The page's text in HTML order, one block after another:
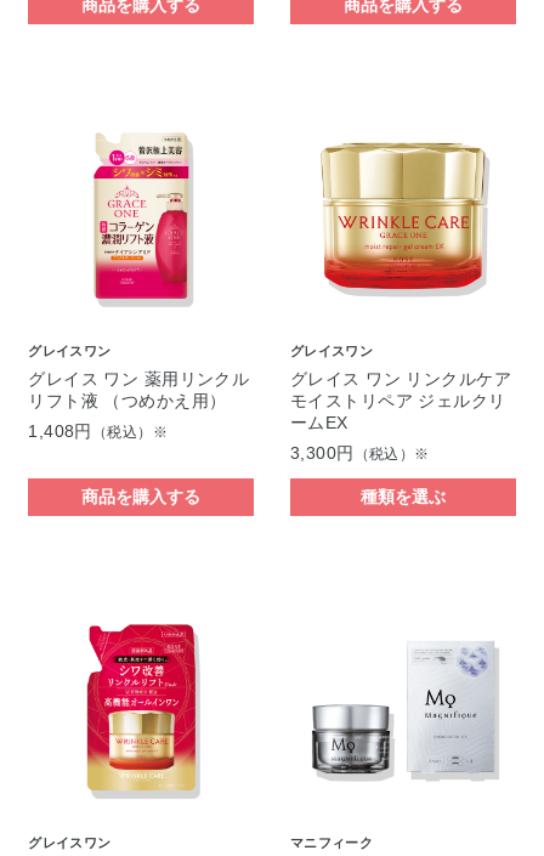
商品を購入する 商品を購入する
グレイスワン
グレイス ワン 薬用リンクル
リフト液 （つめかえ用）
1,408円
（税込）※
商品を購入する
グレイスワン
グレイス ワン リンクルケア
モイストリペア ジェルクリ
ームEX
3,300円
（税込）※
種類を選ぶ
グレイスワン マニフィーク